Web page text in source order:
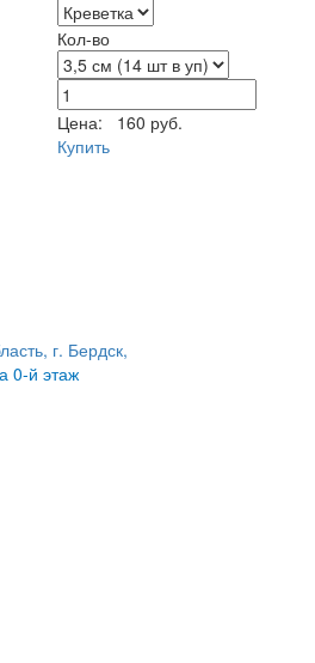
Кол-во
Цена:
160 руб.
Купить
г. Бердск,
0-й этаж